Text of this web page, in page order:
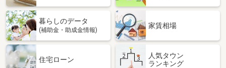
暮らしのデータ
(補助金・助成金情報)
家賃相場
住宅ローン
人気タウン
ランキング